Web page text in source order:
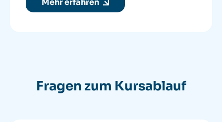
Fragen zum Kursablauf